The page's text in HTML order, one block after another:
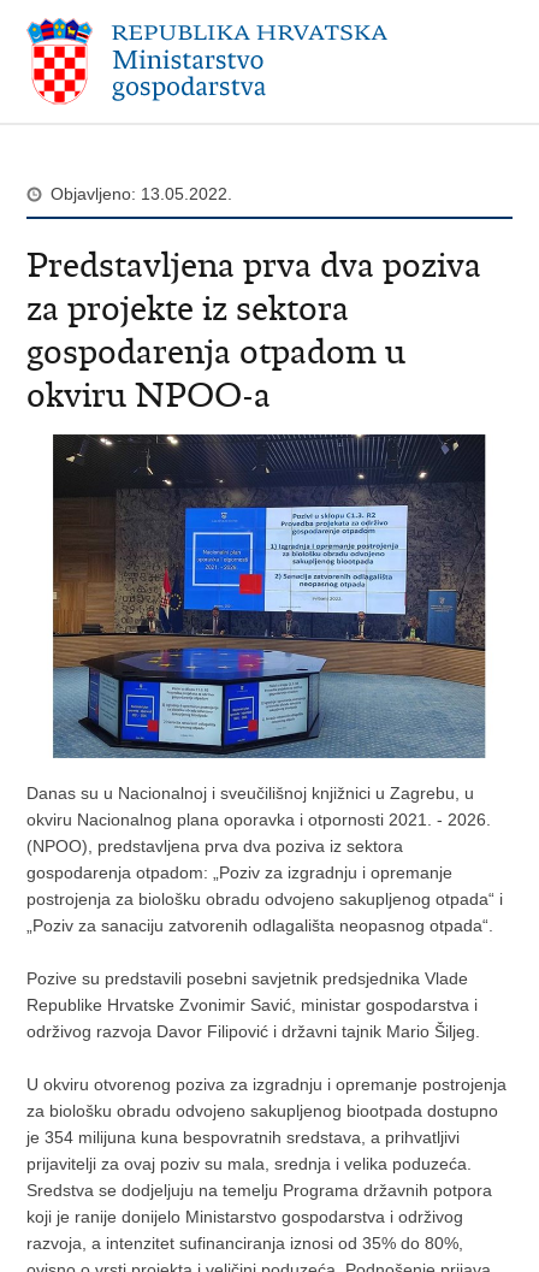
Objavljeno: 13.05.2022.
Predstavljena prva dva poziva
za projekte iz sektora
gospodarenja otpadom u
okviru NPOO-a
Danas su u Nacionalnoj i sveučilišnoj knjižnici u Zagrebu, u
okviru Nacionalnog plana oporavka i otpornosti 2021. - 2026.
(NPOO), predstavljena prva dva poziva iz sektora
gospodarenja otpadom: „Poziv za izgradnju i opremanje
postrojenja za biološku obradu odvojeno sakupljenog otpada“ i
„Poziv za sanaciju zatvorenih odlagališta neopasnog otpada“.
Pozive su predstavili posebni savjetnik predsjednika Vlade
Republike Hrvatske Zvonimir Savić, ministar gospodarstva i
održivog razvoja Davor Filipović i državni tajnik Mario Šiljeg.
U okviru otvorenog poziva za izgradnju i opremanje postrojenja
za biološku obradu odvojeno sakupljenog biootpada dostupno
je 354 milijuna kuna bespovratnih sredstava, a prihvatljivi
prijavitelji za ovaj poziv su mala, srednja i velika poduzeća.
Sredstva se dodjeljuju na temelju Programa državnih potpora
koji je ranije donijelo Ministarstvo gospodarstva i održivog
razvoja, a intenzitet sufinanciranja iznosi od 35% do 80%,